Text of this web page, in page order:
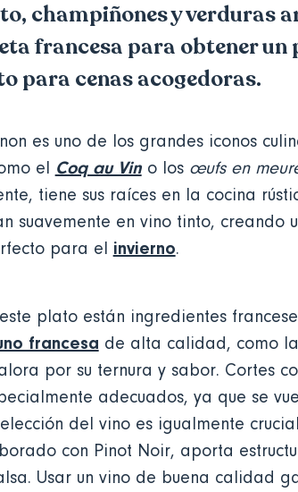
champiñones y verduras
francesa para obtener un
para cenas acogedoras.
es uno de los grandes iconos
el
Coq au Vino los œufs en
tiene sus raíces en la cocina
suavemente en vino tinto, creando
para el invierno.
plato están ingredientes
francesa de alta calidad, como
por su ternura y sabor. Cortes
adecuados, ya que se
del vino es igualmente
con Pinot Noir, aporta
Usar un vino de buena calidad